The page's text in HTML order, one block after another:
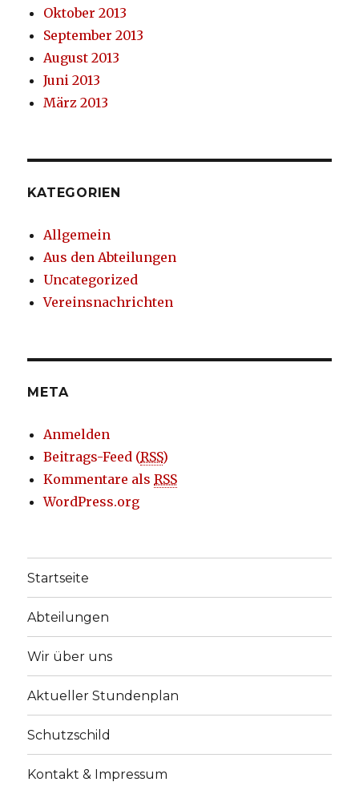
Oktober 2013
September 2013
August 2013
Juni 2013
März 2013
KATEGORIEN
Allgemein
Aus den Abteilungen
Uncategorized
Vereinsnachrichten
META
Anmelden
Beitrags-Feed (RSS)
Kommentare alsRSS
WordPress.org
Startseite
Abteilungen
Wir über uns
Aktueller Stundenplan
Schutzschild
Kontakt & Impressum